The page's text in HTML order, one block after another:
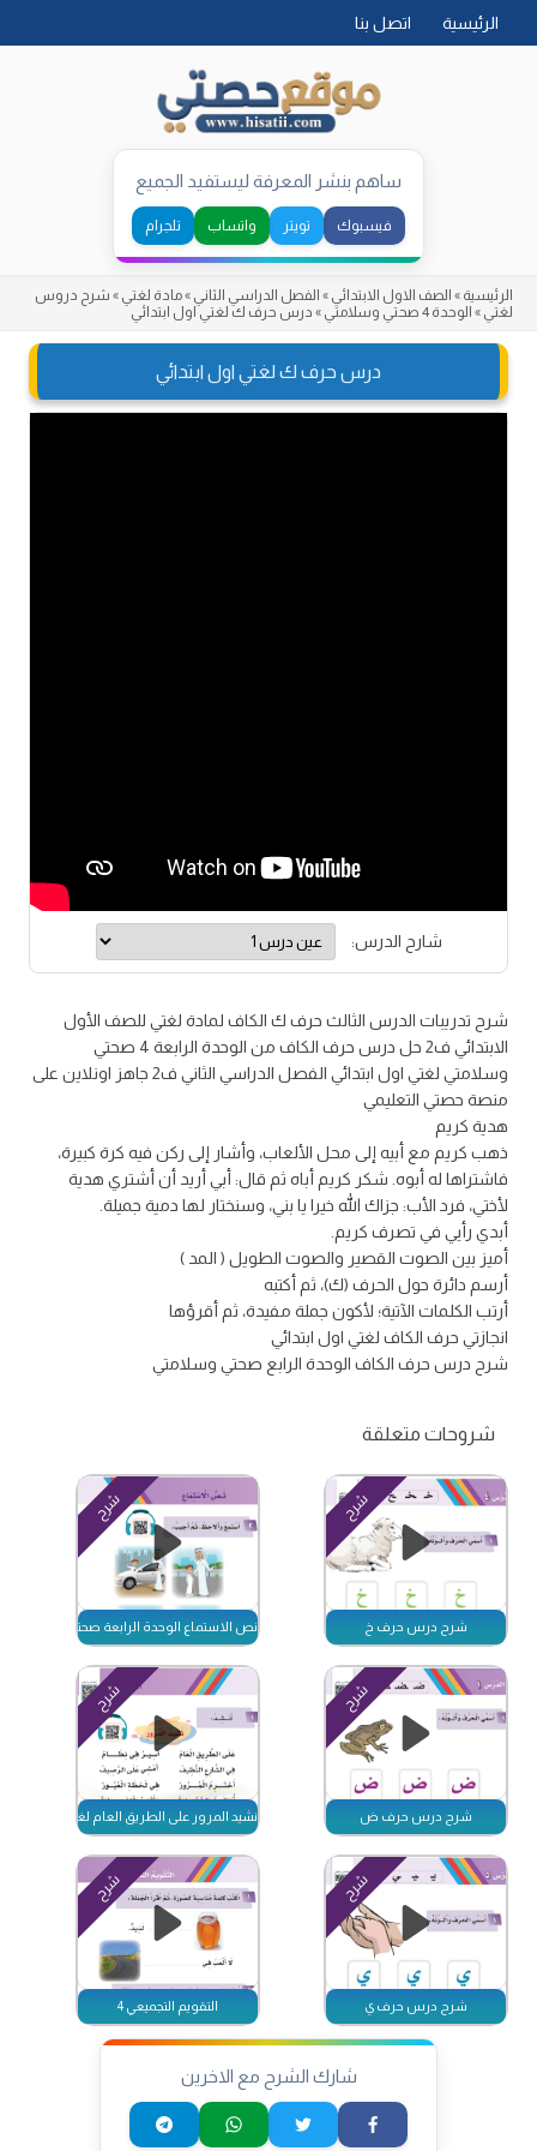
الرئيسية اتصل بنا
ساهم بنشر المعرفة ليستفيد الجميع
فيسبوك تويتر واتساب تلجرام
الرئيسية » الصف الاول الابتدائي » الفصل الدراسي الثاني »مادة لغتي » شرح دروس
لغتي » الوحدة 4 صحتي وسلامتي » درس حرف ك لغتي اول ابتدائي
درس حرف ك لغتي اول ابتدائي
شارح الدرس:
شرح تدريبات الدرس الثالث حرف ك الكاف لمادة لغتي للصف الأول
الابتدائي ف2 حل درس حرف الكاف من الوحدة الرابعة 4 صحتي
وسلامتي لغتي اول ابتدائي الفصل الدراسي الثاني ف2 جاهز اونلاين على
منصة حصتي التعليمي
هدية كريم
ذهب كريم مع أبيه إلى محل الألعاب، وأشار إلى ركن فيه كرة كبيرة،
فاشتراها له أبوه. شكر كريم أباه ثم قال: أبي أريد أن أشتري هدية
لأختي، فرد الأب: جزاك الله خيرا يا بني، وسنختار لها دمية جميلة.
أبدي رأيي في تصرف كريم.
أميز بين الصوت القصير والصوت الطويل ( المد )
أرسم دائرة حول الحرف (ك)، ثم أكتبه
أرتب الكلمات الآتية؛ لأكون جملة مفيدة، ثم أقرؤها
انجازتي حرف الكاف لغتي اول ابتدائي
شرح درس حرف الكاف الوحدة الرابع صحتي وسلامتي
شروحات متعلقة
شرح
شرح درس حرف خ
شرح
نص الاستماع الوحدة الرابعة صحتي وسلامتي
شرح
شرح درس حرف ض
شرح
نشيد المرور على الطريق العام لغتي اول ابتدائي
شرح
شرح درس حرف ي
شرح
التقويم التجميعي 4
شارك الشرح مع الاخرين